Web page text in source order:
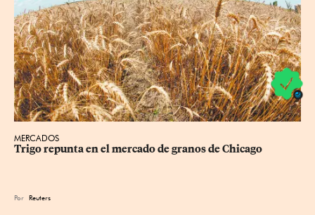
MERCADOS
Trigo repunta en el mercado de granos de Chicago
Por Reuters